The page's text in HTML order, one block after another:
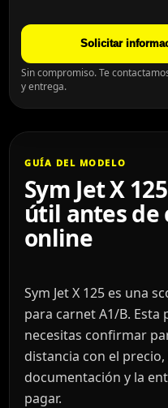
Solicitar
Sin compromiso. Te
y entrega.
GUÍA DEL MODELO
Sym Jet X
útil antes de
online
Sym Jet X 125 es una
para carnet A1/B.
necesitas confirmar
distancia con el
documentación y la
pagar.